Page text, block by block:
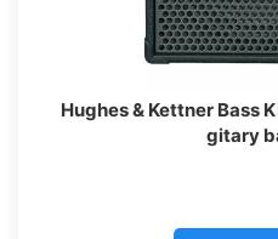
Hughes & Kettner Bass
gitary